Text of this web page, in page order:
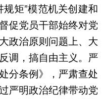
矩”模范机关创建和
促党员干部始终对党
政治原则问题上、大
调，搞自由主义。严
分条例》，严肃查处
严明政治纪律带动党